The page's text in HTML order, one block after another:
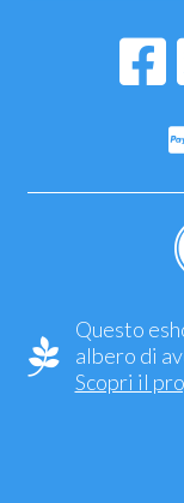
Questo
albero di
Scopri il